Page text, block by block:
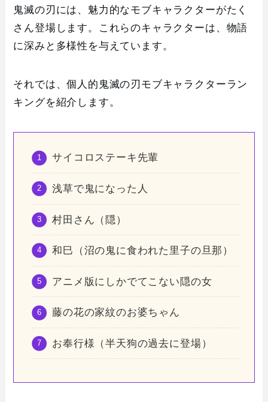
鬼滅の刃には、魅力的なモブキャラクターがたく
さん登場します。これらのキャラクターは、物語
に深みと多様性を与えています。
それでは、個人的鬼滅の刃モブキャラクターラン
キングを紹介します。
サイコロステーキ先輩
浅草で鬼になった人
村田さん（隠）
和巳（沼の鬼に食われた里子の旦那）
アニメ版にしかでてこない隠の女
藤の花の家紋のお婆ちゃん
お奉行様（半天狗の過去に登場）